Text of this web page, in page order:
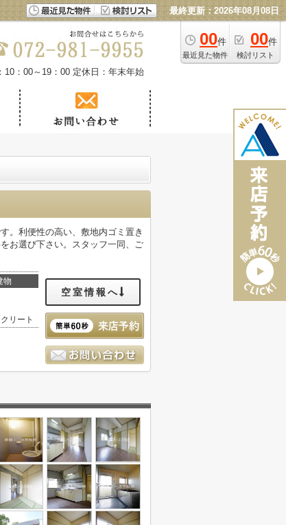
最終更新：2026年08月08日
00件
最近見た物件
00件
検討リスト
10：00～19：00 定休日：年末年始
。利便性の高い、敷地内ゴミ置き
お選び下さい。スタッフ一同、ご
物
リート
空室情報へ